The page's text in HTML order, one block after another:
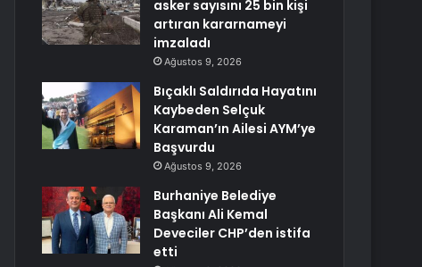
asker sayısını 25 bin kişi
artıran kararnameyi
imzaladı
Ağustos 9, 2026
Bıçaklı Saldırıda Hayatını
Kaybeden Selçuk
Karaman’ın Ailesi AYM’ye
Başvurdu
Ağustos 9, 2026
Burhaniye Belediye
Başkanı Ali Kemal
Deveciler CHP’den istifa
etti